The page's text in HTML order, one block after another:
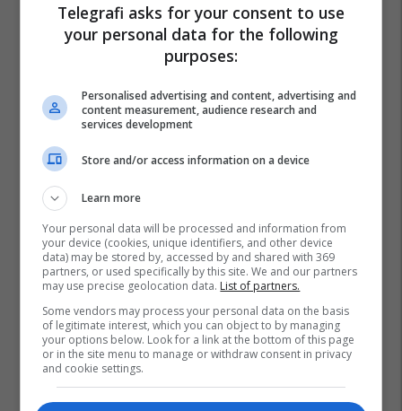
Telegrafi asks for your consent to use
your personal data for the following
purposes:
Personalised advertising and content, advertising and
content measurement, audience research and
services development
Store and/or access information on a device
Learn more
Your personal data will be processed and information from
your device (cookies, unique identifiers, and other device
data) may be stored by, accessed by and shared with 369
partners, or used specifically by this site. We and our partners
may use precise geolocation data. List of partners.
Some vendors may process your personal data on the basis
of legitimate interest, which you can object to by managing
your options below. Look for a link at the bottom of this page
or in the site menu to manage or withdraw consent in privacy
and cookie settings.